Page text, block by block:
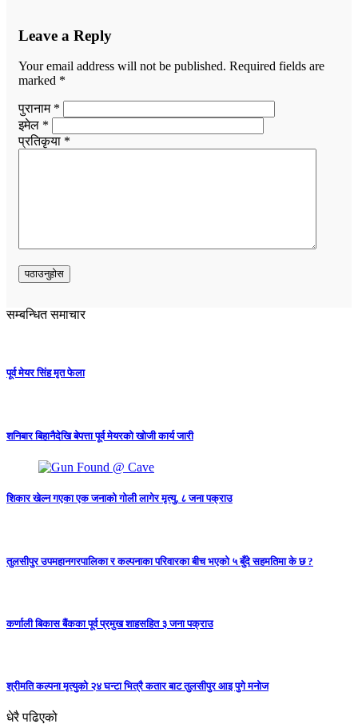
Leave a Reply
Your email address will not be published. Required fields are
marked *
पुरानाम *
इमेल *
प्रतिकृया *
सम्बन्धित समाचार
पूर्व मेयर सिंह मृत फेला
शनिबार बिहानैदेखि बेपत्ता पूर्व मेयरको खोजी कार्य जारी
शिकार खेल्न गएका एक जनाको गोली लागेर मृत्यु, ८ जना पक्राउ
तुलसीपुर उपमहानगरपालिका र कल्पनाका परिवारका बीच भएको ५ बुँदे सहमतिमा के छ ?
कर्णाली बिकास बैंकका पूर्व प्रमुख शाहसहित ३ जना पक्राउ
श्रीमति कल्पना मृत्युको २४ घन्टा भित्रै कतार बाट तुलसीपुर आइ पुगे मनोज
धेरै पढिएको